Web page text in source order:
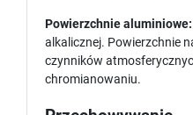
Powierzchnie aluminiowe:
alkalicznej. Powierzchnie
czynników
chromianowaniu.